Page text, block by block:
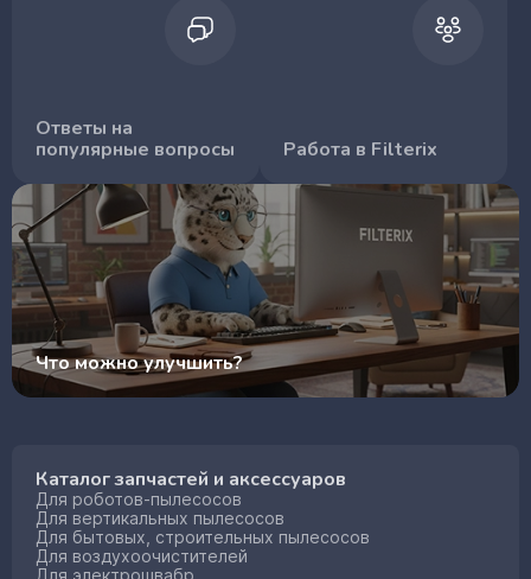
Ответы на
популярные вопросы
Работа в Filterix
Что можно улучшить?
Каталог запчастей и аксессуаров
Для роботов-пылесосов
Для вертикальных пылесосов
Для бытовых, строительных пылесосов
Для воздухоочистителей